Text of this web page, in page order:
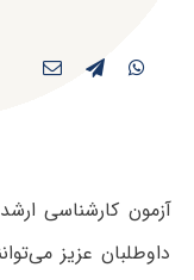
داوطلبان عزیز